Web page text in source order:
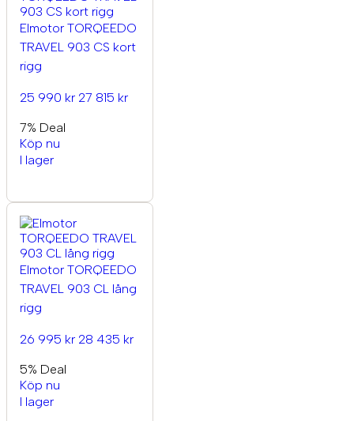
Elmotor TORQEEDO
TRAVEL 903 CS kort
rigg
25 990 kr 27 815 kr
7% Deal
Köp nu
I lager
Elmotor TORQEEDO
TRAVEL 903 CL lång
rigg
26 995 kr 28 435 kr
5% Deal
Köp nu
I lager